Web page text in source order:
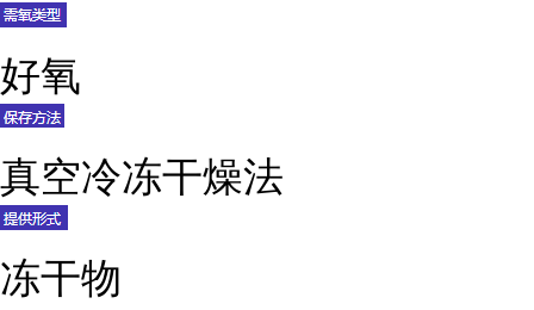
好氧
真空冷冻干燥法
冻干物